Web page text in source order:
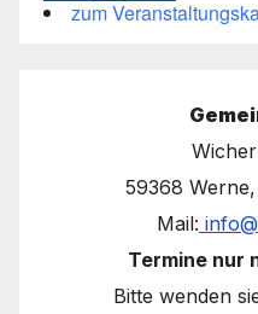
zum
59368
Mail:
Termine nur
Bitte wenden